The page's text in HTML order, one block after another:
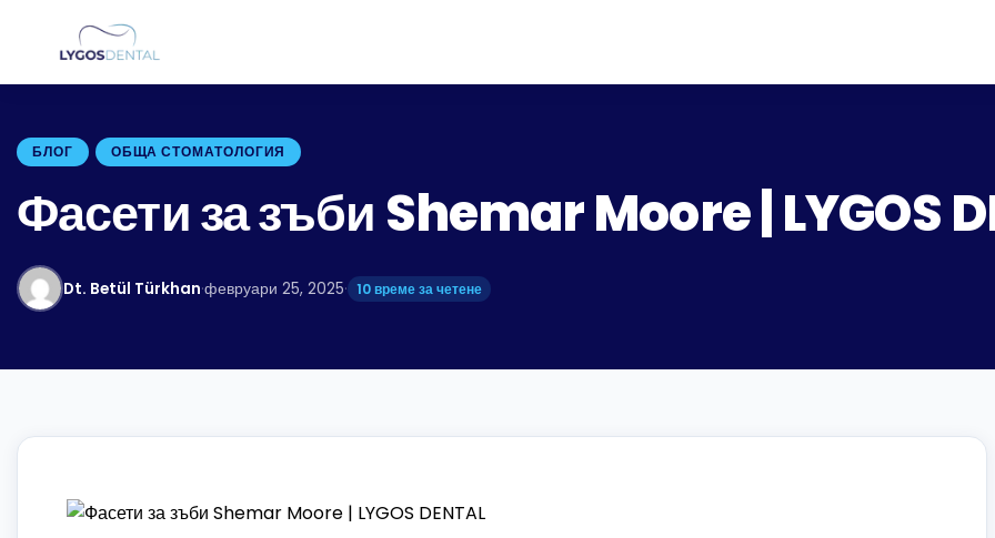
БЛОГ ОБЩА СТОМАТОЛОГИЯ
Фасети за зъби Shemar Moore | LYGOS
Dt. Betül Türkhan·февруари 25, 2025· 10 време за четене